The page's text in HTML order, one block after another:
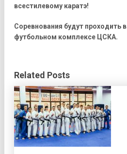
всестилевому каратэ!
Соревнования будут проходить
футбольном комплексе ЦСКА.
Related Posts